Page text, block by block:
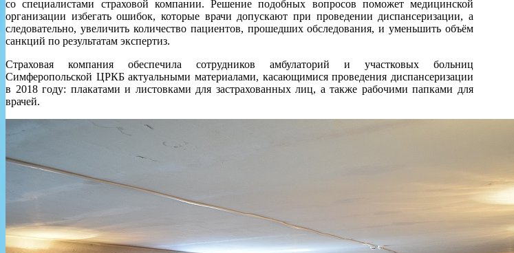
со специалистами страховой компании. Решение подобных вопросов поможет медицинской
организации избегать ошибок, которые врачи допускают при проведении диспансеризации, а
следовательно, увеличить количество пациентов, прошедших обследования, и уменьшить объём
санкций по результатам экспертиз.
Страховая компания обеспечила сотрудников амбулаторий и участковых больниц
Симферопольской ЦРКБ актуальными материалами, касающимися проведения диспансеризации
в 2018 году: плакатами и листовками для застрахованных лиц, а также рабочими папками для
врачей.